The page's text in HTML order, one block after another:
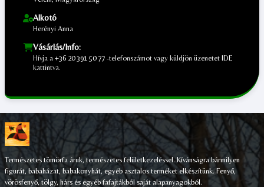
Alkotó
Herényi Anna
Vásárlás/Info:
Hívja a +36 20 391 50 77 -telefonszámot vagy küldjön üzenetet IDE
kattintva.
Természetes tömörfa áruk, természetes felületkezeléssel. Kívánságra bármilyen
figurát, babaházat, babakonyhát, egyéb asztalos terméket elkészítünk. Fenyő,
vörösfenyő, tölgy, hárs és egyéb fafajtákból saját alapanyagokból.